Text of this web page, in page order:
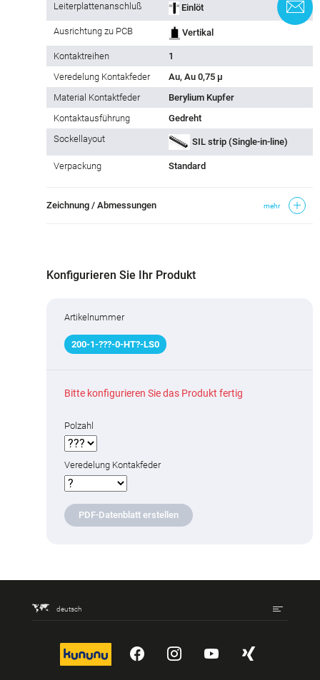
Leiterplattenanschluß
Einlöt
Ausrichtung zu PCB Vertikal
Kontaktreihen
1
Veredelung Kontakfeder
Au, Au 0,75 µ
Material Kontaktfeder
Berylium Kupfer
Kontaktausführung
Gedreht
Sockellayout
SIL strip (Single-in-line)
Verpackung Standard
Zeichnung / Abmessungen mehr
Konfigurieren Sie Ihr Produkt
Artikelnummer
200-1-???-0-HT?-LS0
Bitte konfigurieren Sie das Produkt fertig
Polzahl
Veredelung Kontakfeder
PDF-Datenblatt erstellen
deutsch
kununu YouTubeInstagram
YouTubeXing